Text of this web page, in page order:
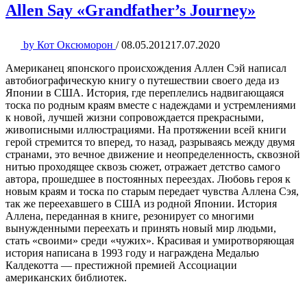
Allen Say «Grandfather’s Journey»
by Кот Оксюморон / 08.05.201217.07.2020
Американец японского происхождения Аллен Сэй написал
автобиографическую книгу о путешествии своего деда из
Японии в США. История, где переплелись надвигающаяся
тоска по родным краям вместе с надеждами и устремлениями
к новой, лучшей жизни сопровождается прекрасными,
живописными иллюстрациями. На протяжении всей книги
герой стремится то вперед, то назад, разрываясь между двумя
странами, это вечное движение и неопределенность, сквозной
нитью проходящее сквозь сюжет, отражает детство самого
автора, прошедшее в постоянных переездах. Любовь героя к
новым краям и тоска по старым передает чувства Аллена Сэя,
так же переехавшего в США из родной Японии. История
Аллена, переданная в книге, резонирует со многими
вынужденными переехать и принять новый мир людьми,
стать «своими» среди «чужих». Красивая и умиротворяющая
история написана в 1993 году и награждена Медалью
Калдекотта — престижной премией Ассоциации
американских библиотек.